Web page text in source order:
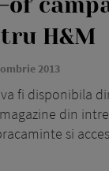
of
H&M
2013
fi disponibila
din
si